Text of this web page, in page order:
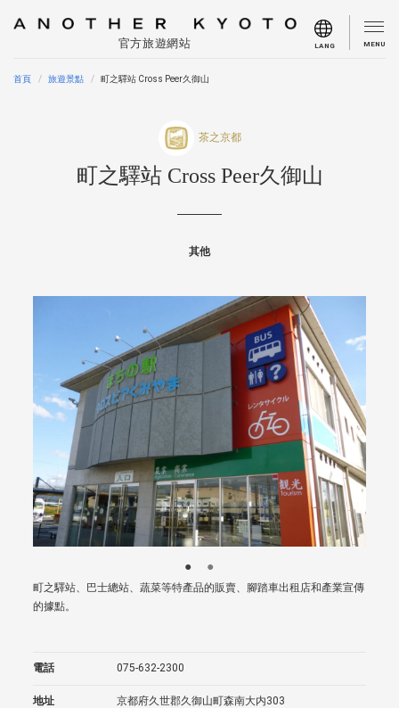
官方旅遊網站 LANG MENU
首頁 旅遊景點 町之驛站 Cross Peer久御山
茶之京都
町之驛站 Cross Peer久御山
其他
町之驛站、巴士總站、蔬菜等特產品的販賣、腳踏車出租店和產業宣傳
的據點。
電話 075-632-2300
地址 京都府久世郡久御山町森南大内303